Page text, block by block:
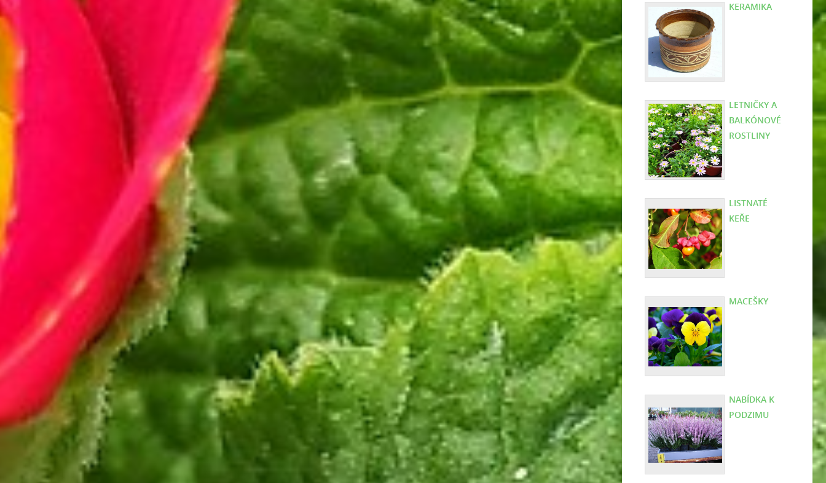
KERAMIKA
LETNIČKY A
BALKÓNOVÉ
ROSTLINY
LISTNATÉ
KEŘE
MACEŠKY
NABÍDKA K
PODZIMU